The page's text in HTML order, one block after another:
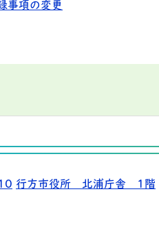
事項の変更
行方市役所 北浦庁舎 1階